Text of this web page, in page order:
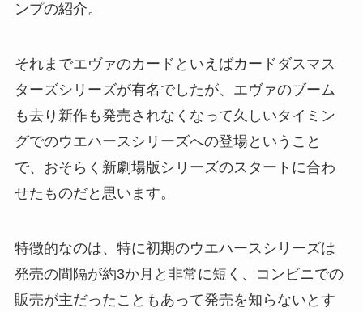
ンプの紹介。
それまでエヴァのカードといえばカードダスマス
ターズシリーズが有名でしたが、エヴァのブーム
も去り新作も発売されなくなって久しいタイミン
グでのウエハースシリーズへの登場ということ
で、おそらく新劇場版シリーズのスタートに合わ
せたものだと思います。
特徴的なのは、特に初期のウエハースシリーズは
発売の間隔が約3か月と非常に短く、コンビニでの
販売が主だったこともあって発売を知らないとす